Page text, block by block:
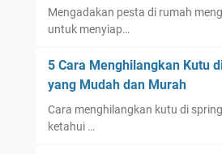
Mengadakan pesta di rumah
untuk menyiap…
5 Cara Menghilangkan Kutu
yang Mudah dan Murah
Cara menghilangkan kutu di
ketahui …